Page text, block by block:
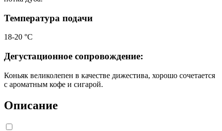
Температура подачи
18-20 °С
Дегустационное сопровождение:
Коньяк великолепен в качестве дижестива, хорошо сочетается
с ароматным кофе и сигарой.
Описание